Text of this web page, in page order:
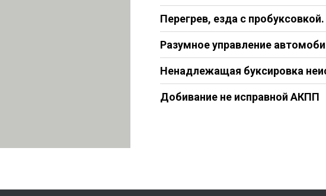
Перегрев, езда с пробуксовкой.
Разумное управление
Ненадлежащая буксировка
Добивание не исправной АКПП